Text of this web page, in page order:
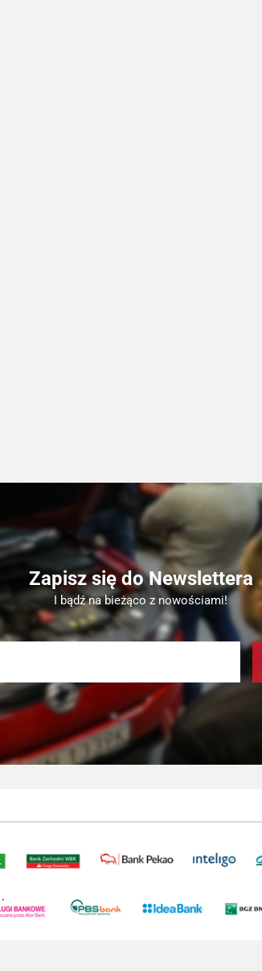
Zapisz się do Newslettera
I bądź na bieżąco z nowościami!